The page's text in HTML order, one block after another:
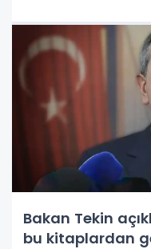
Bakan Tekin
bu kitaplardan